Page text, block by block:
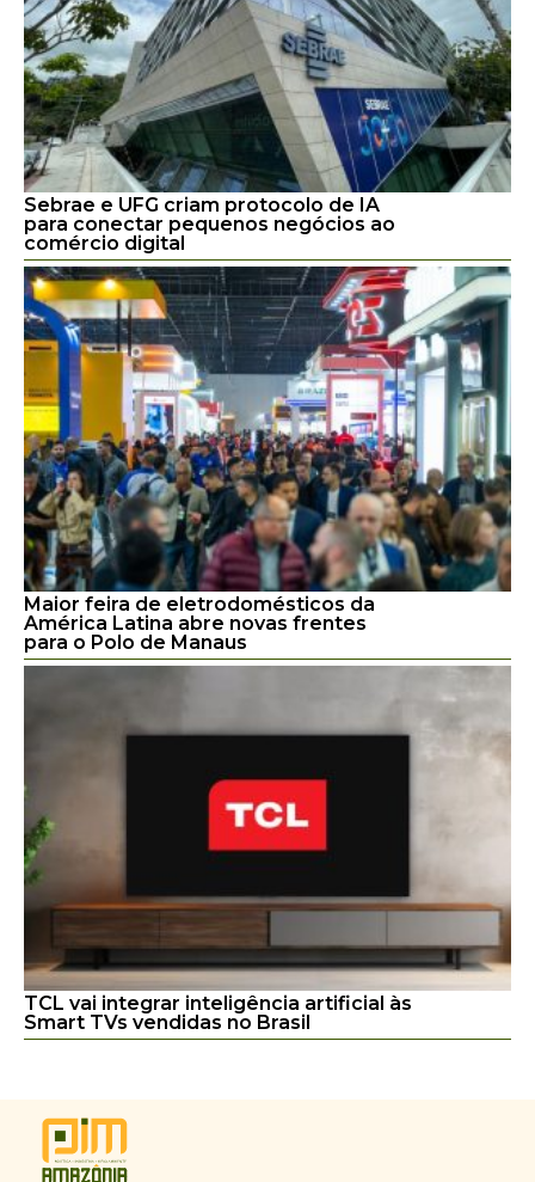
Sebrae e UFG criam protocolo de IA
para conectar pequenos negócios ao
comércio digital
Maior feira de eletrodomésticos da
América Latina abre novas frentes
para o Polo de Manaus
TCL vai integrar inteligência artificial às
Smart TVs vendidas no Brasil